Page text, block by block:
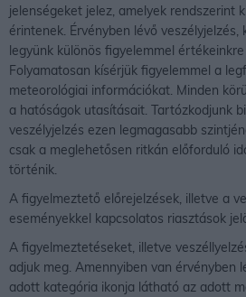
jelenségeket jelez, amelyek rendszerint
érintenek. Érvényben lévő
legyünk különös figyelemmel
Folyamatosan kísérjük figyelemmel a
meteorológiai információkat. Minden
a hatóságok utasításait. Tartózkodjunk
veszélyjelzés ezen legmagasabb
csak a meglehetősen ritkán előforduló
történik.
A figyelmeztető előrejelzések, illetve a
eseményekkel kapcsolatos riasztások
A figyelmeztetéseket, illetve
adjuk meg. Amennyiben van érvényben
adott kategória ikonja látható az adott